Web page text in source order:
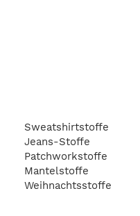
Sweatshirtstoffe
Jeans-Stoffe
Patchworkstoffe
Mantelstoffe
Weihnachtsstoffe